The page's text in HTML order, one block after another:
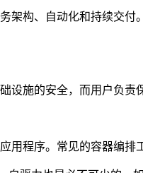
构、自动化和持续交
施的安全，而用户负责
程序。常见的容器编排工